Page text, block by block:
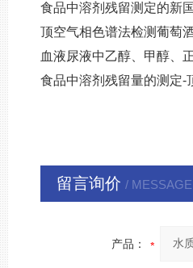
食品中溶剂残留测定的新
顶空气相色谱法检测葡萄
血液尿液中乙醇、甲醇、
食品中溶剂残留量的测定-
留言询价 /
产品：